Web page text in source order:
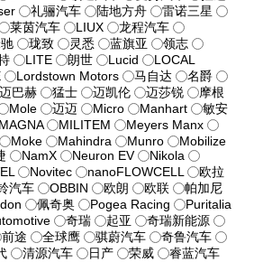
礼骊汽车 陆地方舟
雷诺三星
莱茵汽车 LIUX
龙程汽车
珑致 灵悉 蓝旗亚
领志
LITE 朗世 Lucid
LOCAL
Lordstown Motors 马自达
名爵
迈巴赫 猛士 迈凯伦 迈莎锐
摩根
Mole 迈迈 Micro Manhart
敏安
MAGNA MILITEM
Meyers Manx
Moke Mahindra Munro
Mobilize
NamX Neuron EV
Nikola
Novitec nanoFLOWCELL
欧拉
汽车 OBBIN 欧朗 欧联
帕加尼
佩奇奥 Pogea Racing
Puritalia
奇瑞 起亚
奇瑞新能源
前途 全球鹰 骐蔚汽车
奇鲁汽车
清源汽车 日产 荣威
睿蓝汽车